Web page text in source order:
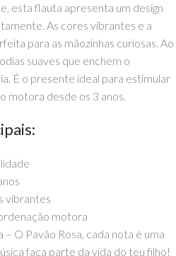
esta flauta apresenta um design
As cores vibrantes e a
para as mãozinhas curiosas. Ao
suaves que enchem o
É o presente ideal para estimular
motora desde os 3 anos.
vibrantes
motora
O Pavão Rosa, cada nota é uma
faça parte da vida do teu filho!